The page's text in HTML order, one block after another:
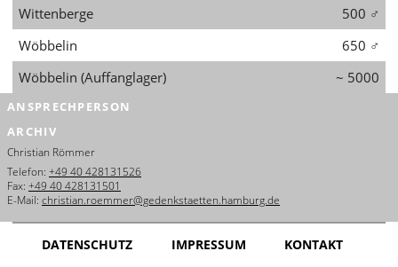
Wittenberge 500 ♂
Wöbbelin
650 ♂
Wöbbelin (Auffanglager)
~ 5000
ANSPRECHPERSON
ARCHIV
Christian Römmer
Telefon: +49 40 428131526
Fax: +49 40 428131501
E-Mail: christian.roemmer@gedenkstaetten.hamburg.de
DATENSCHUTZ IMPRESSUM KONTAKT